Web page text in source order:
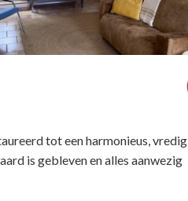
tot een harmonieus, vredig
is gebleven en alles aanwezig